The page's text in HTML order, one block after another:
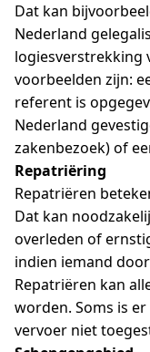
Dat kan
Nederland
logiesverstrekking
voorbeelden zijn:
referent is
Nederland
zakenbezoek) of
Repatriëring
Repatriëren
Dat kan
overleden of
indien iemand
Repatriëren kan
worden. Soms is
vervoer niet